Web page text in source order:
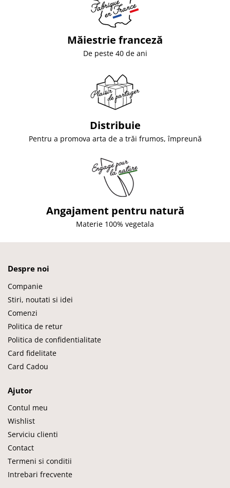
Măiestrie franceză
De peste 40 de ani
Distribuie
Pentru a promova arta de a trăi frumos, împreună
Angajament pentru natură
Materie 100% vegetala
Despre noi
Companie
Stiri, noutati si idei
Comenzi
Politica de retur
Politica de confidentialitate
Card fidelitate
Card Cadou
Ajutor
Contul meu
Wishlist
Serviciu clienti
Contact
Termeni si conditii
Intrebari frecvente